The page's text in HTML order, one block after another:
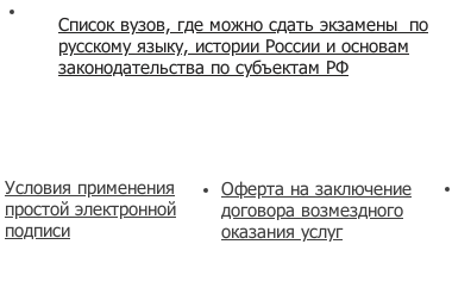
Список вузов, где можно сдать экзамены по
русскому языку, истории России и основам
законодательства по субъектам РФ
Условия применения
простой электронной
подписи
​Оферта на заключение
договора возмездного
оказания услуг